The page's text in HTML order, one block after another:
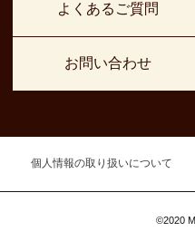
よくあるご質問
お問い合わせ
個人情報の取り扱いについて
©2020